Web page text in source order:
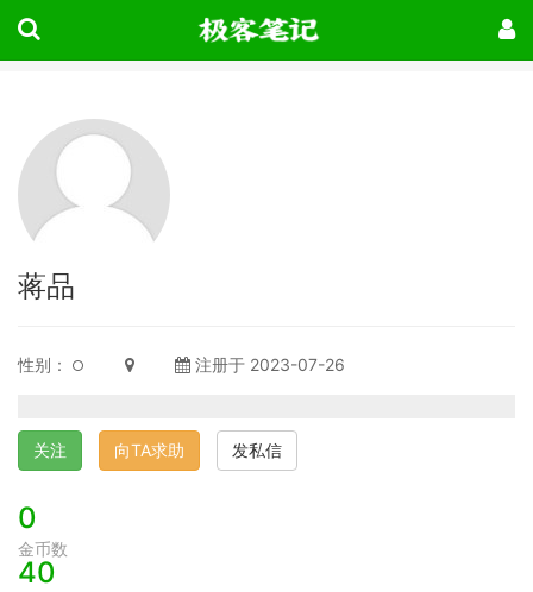
蒋品
性别： 注册于 2023-07-26
关注 向TA求助 发私信
0
金币数
40